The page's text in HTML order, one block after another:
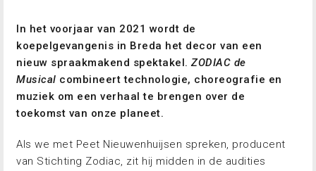
In het voorjaar van 2021 wordt de
koepelgevangenis in Breda het decor van een
nieuw spraakmakend spektakel.ZODIAC de
Musical combineert technologie, choreografie en
muziek om een verhaal te brengen over de
toekomst van onze planeet.
Als we met Peet Nieuwenhuijsen spreken, producent
van Stichting Zodiac, zit hij midden in de audities